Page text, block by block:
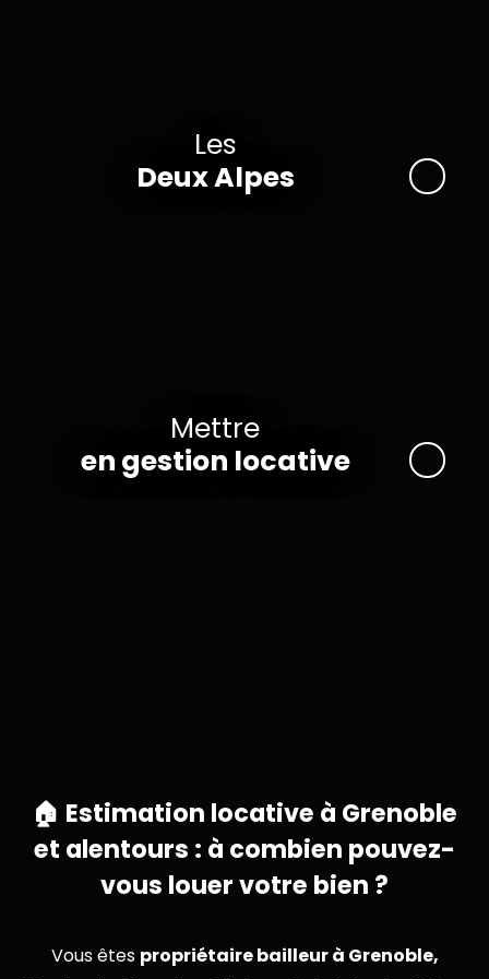
Les
Deux Alpes
Mettre
en gestion locative
🏠 Estimation locative à Grenoble
et alentours : à combien pouvez-
vous louer votre bien ?
Vous êtes propriétaire bailleur à Grenoble,